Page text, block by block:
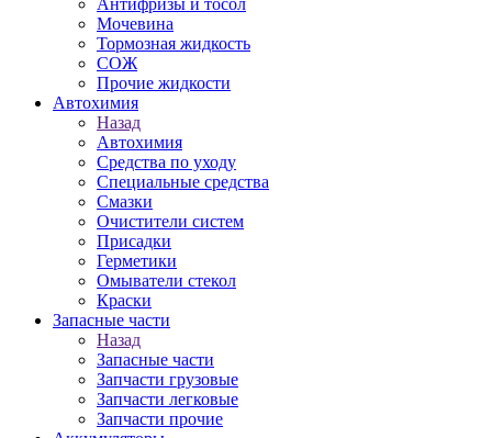
Мочевина
Тормозная жидкость
СОЖ
Прочие жидкости
Автохимия
Назад
Автохимия
Средства по уходу
Специальные средства
Смазки
Очистители систем
Присадки
Герметики
Омыватели стекол
Краски
Запасные части
Назад
Запасные части
Запчасти грузовые
Запчасти легковые
Запчасти прочие